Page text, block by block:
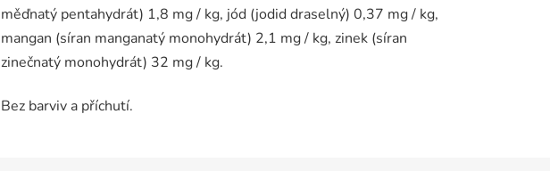
měďnatý pentahydrát) 1,8 mg / kg, jód (jodid draselný) 0,37 mg / kg,
mangan (síran manganatý monohydrát) 2,1 mg / kg, zinek (síran
zinečnatý monohydrát) 32 mg / kg.
Bez barviv a příchutí.